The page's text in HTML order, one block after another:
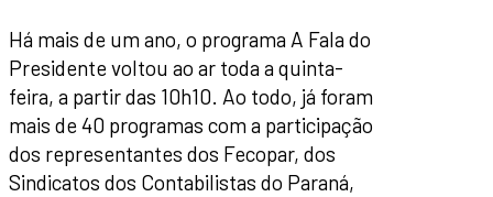
Há mais de um ano, o programa A Fala do
Presidente voltou ao ar toda a quinta-
feira, a partir das 10h10. Ao todo, já foram
mais de 40 programas com a participação
dos representantes dos Fecopar, dos
Sindicatos dos Contabilistas do Paraná,